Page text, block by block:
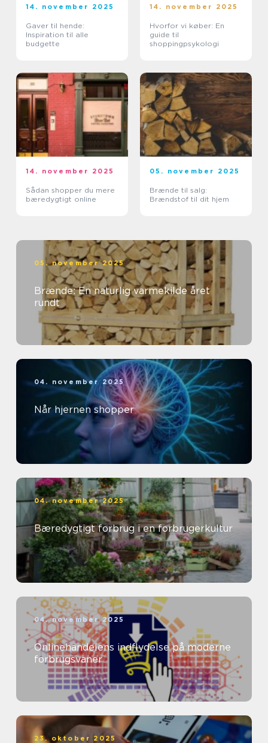
14. november 2025
Gaver til hende:
Inspiration til alle
budgette
14. november 2025
Hvorfor vi køber: En
guide til
shoppingpsykologi
14. november 2025
Sådan shopper du mere
bæredygtigt online
05. november 2025
Brænde til salg:
Brændstof til dit hjem
05. november 2025
Brænde: En naturlig varmekilde året
rundt
04. november 2025
Når hjernen shopper
04. november 2025
Bæredygtigt forbrug i en forbrugerkultur
04. november 2025
Onlinehandelens indflydelse på moderne
forbrugsvaner
23. oktober 2025